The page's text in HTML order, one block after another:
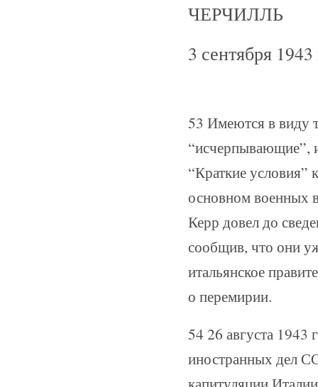
ЧЕРЧИЛЛЬ
3 сентября 1943
53 Имеются в виду
“исчерпывающие”,
“Краткие условия”
основном военных
Керр довел до
сообщив, что они
итальянское
о перемирии.
54 26 августа
иностранных дел